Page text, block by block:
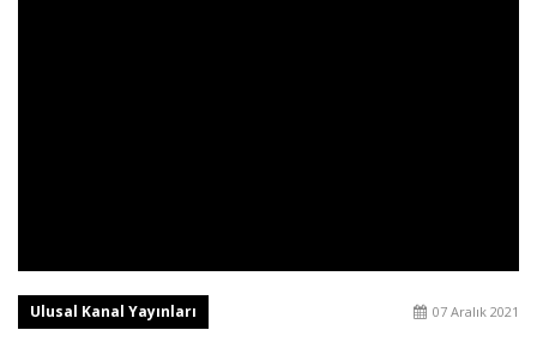
Ulusal Kanal Yayınları 07 Aralık 2021